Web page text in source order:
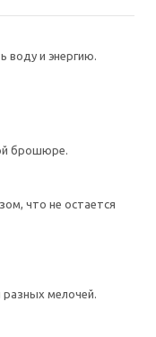
воду и энергию.
брошюре.
что не остается
мелочей.